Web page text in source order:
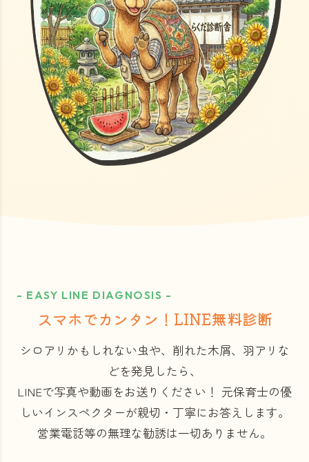
- EASY LINE DIAGNOSIS -
スマホでカンタン！LINE無料診断
シロアリかもしれない虫や、削れた木屑、羽アリな
どを発見したら、
LINEで写真や動画をお送りください！ 元保育士の優
しいインスペクターが親切・丁寧にお答えします。
営業電話等の無理な勧誘は一切ありません。